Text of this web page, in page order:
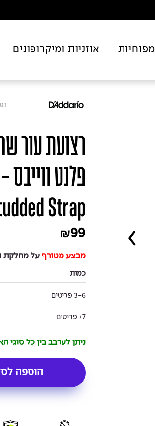
מפוחיות אוזניות ומיקרופונים
רצועת עור
Strap
₪99
מבצע מטורף על מחלקת
כמות
3-6 פריטים
7+ פריטים
ניתן לערבב בין כל סוגי
הוספה